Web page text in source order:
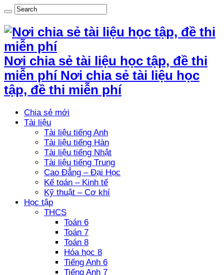
Nơi chia sẻ tài liệu học tập, đề thi
miễn phí Nơi chia sẻ tài liệu học
tập, đề thi miễn phí
Chia sẻ mới
Tài liệu
Tài liệu tiếng Anh
Tài liệu tiếng Hàn
Tài liệu tiếng Nhật
Tài liệu tiếng Trung
Cao Đẳng – Đại Học
Kế toán – Kinh tế
Kỹ thuật – Cơ khí
Học tập
THCS
Toán 6
Toán 7
Toán 8
Hóa học 8
Tiếng Anh 6
Tiếng Anh 7